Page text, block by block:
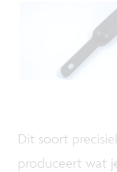
Dit soort
produceert wat